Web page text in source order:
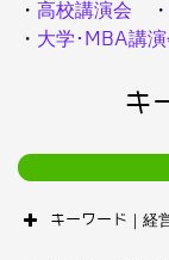
・ 高校講演会 ・
・ 大学･MBA講演
キ
キーワード｜経